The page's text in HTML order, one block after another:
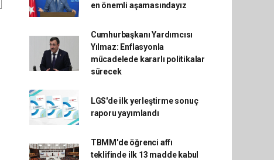
en önemli aşamasındayız
Cumhurbaşkanı Yardımcısı
Yılmaz: Enflasyonla
mücadelede kararlı politikalar
sürecek
LGS'de ilk yerleştirme sonuç
raporu yayımlandı
TBMM'de öğrenci affı
teklifinde ilk 13 madde kabul